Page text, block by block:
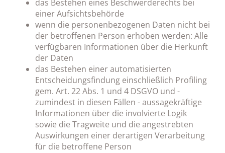
das Bestehen eines Beschwerderechts bei
einer Aufsichtsbehörde
wenn die personenbezogenen Daten nicht bei
der betroffenen Person erhoben werden: Alle
verfügbaren Informationen über die Herkunft
der Daten
das Bestehen einer automatisierten
Entscheidungsfindung einschließlich Profiling
gem. Art. 22 Abs. 1 und 4 DSGVO und -
zumindest in diesen Fällen - aussagekräftige
Informationen über die involvierte Logik
sowie die Tragweite und die angestrebten
Auswirkungen einer derartigen Verarbeitung
für die betroffene Person